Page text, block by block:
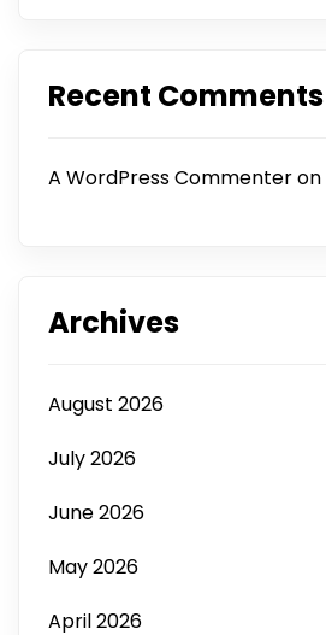
Recent Comments
A WordPress Commenteron
Archives
August 2026
July 2026
June 2026
May 2026
April 2026